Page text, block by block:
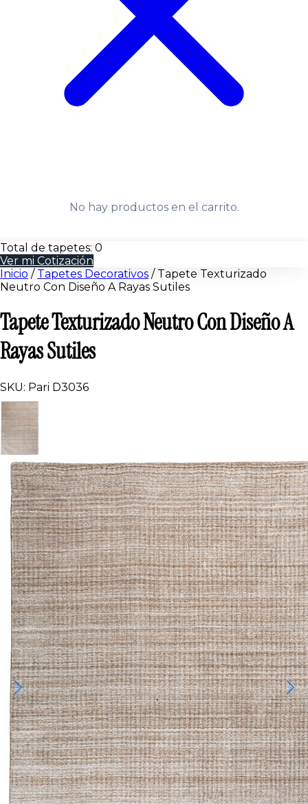
No hay productos en el carrito.
Total de tapetes: 0
Ver mi Cotización
Inicio / Tapetes Decorativos / Tapete Texturizado
Neutro Con Diseño A Rayas Sutiles
Tapete Texturizado Neutro Con Diseño A
Rayas Sutiles
SKU: Pari D3036